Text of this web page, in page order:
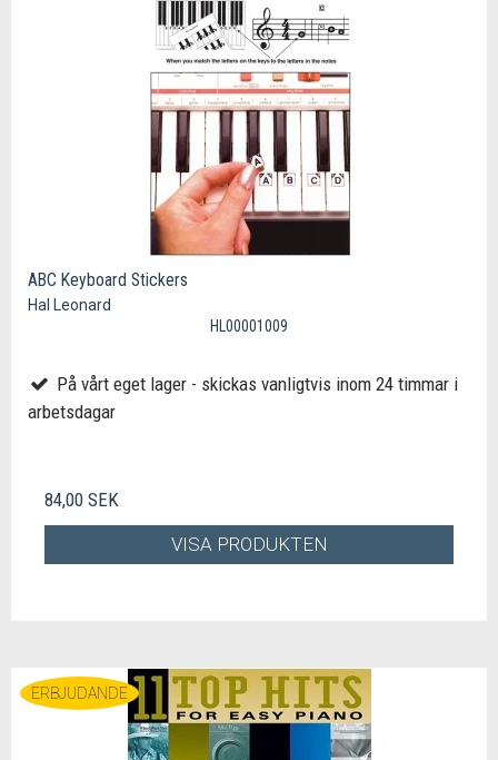
ABC Keyboard Stickers
Hal Leonard
HL00001009
På vårt eget lager - skickas vanligtvis inom 24 timmar i
arbetsdagar
84,00 SEK
VISA PRODUKTEN
ERBJUDANDE